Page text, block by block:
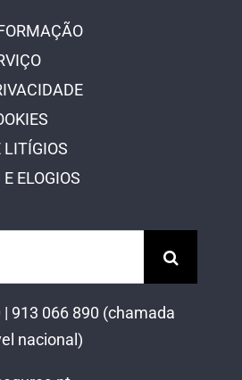
LITÍGIOS
ELOGIOS
| 913 066 890 (chamada
nacional)